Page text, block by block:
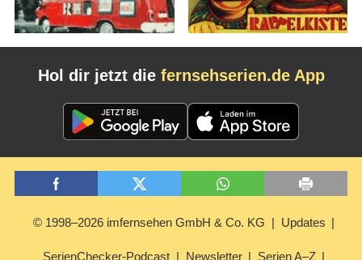
Hol dir jetzt die fernsehserien.de App
© 1998–2026 imfernsehen GmbH & Co. KG Updates
SerienChecker-Podcast Newsletter Serien A–Z